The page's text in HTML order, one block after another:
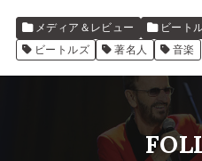
メディア＆レビュー
ビート
ビートルズ
著名人 音楽